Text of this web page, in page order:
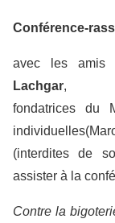
Conférence-
avec les
Lachgar,
fondatrices du
(interdites de
assister à la
Contre la